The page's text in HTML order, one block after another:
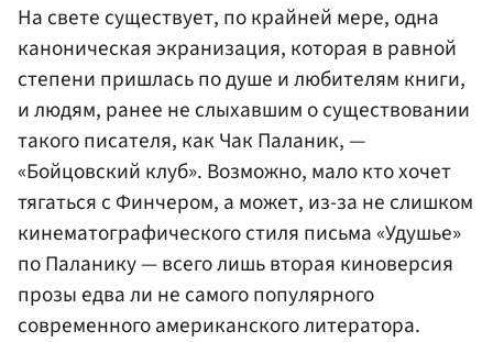
На свете существует, по крайней мере, одна
каноническая экранизация, которая в равной
степени пришлась по душе и любителям книги,
и людям, ранее не слыхавшим о существовании
такого писателя, как Чак Паланик, —
«Бойцовский клуб». Возможно, мало кто хочет
тягаться с Финчером, а может, из-за не слишком
кинематографического стиля письма «Удушье»
по Паланику — всего лишь вторая киноверсия
прозы едва ли не самого популярного
современного американского литератора.